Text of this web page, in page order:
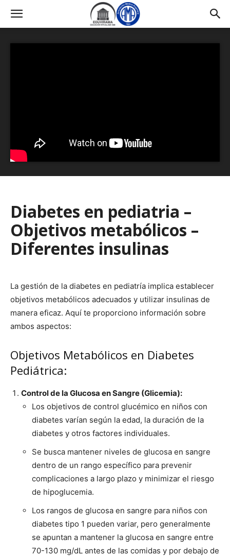
Diabetes en pediatria –
Objetivos metabólicos –
Diferentes insulinas
La gestión de la diabetes en pediatría implica establecer
objetivos metabólicos adecuados y utilizar insulinas de
manera eficaz. Aquí te proporciono información sobre
ambos aspectos:
Objetivos Metabólicos en Diabetes
Pediátrica:
Control de la Glucosa en Sangre (Glicemia):
Los objetivos de control glucémico en niños con
diabetes varían según la edad, la duración de la
diabetes y otros factores individuales.
Se busca mantener niveles de glucosa en sangre
dentro de un rango específico para prevenir
complicaciones a largo plazo y minimizar el riesgo
de hipoglucemia.
Los rangos de glucosa en sangre para niños con
diabetes tipo 1 pueden variar, pero generalmente
se apuntan a mantener la glucosa en sangre entre
70-130 mg/dL antes de las comidas y por debajo de